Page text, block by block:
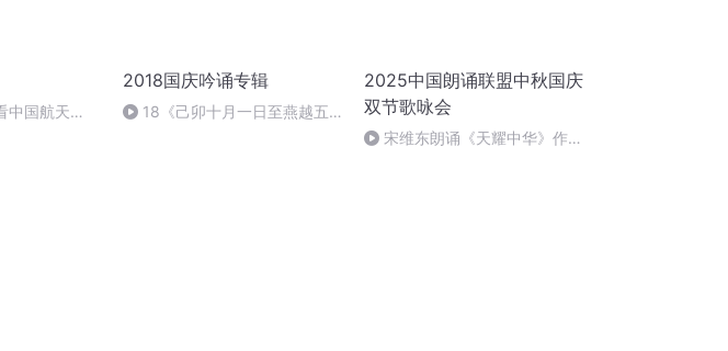
中国航天
2018国庆吟诵专辑
18《己卯十月一日至燕越五
2025中国朗诵联盟中秋国庆
双节歌咏会
宋维东朗诵《天耀中华》作